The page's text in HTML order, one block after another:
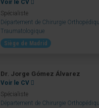
Voir le CV
Spécialiste
Département de Chirurgie
Traumatologique
Siège de Madrid
Dr. Jorge Gómez Álvarez
Voir le CV
Spécialiste
Département de Chirurgie